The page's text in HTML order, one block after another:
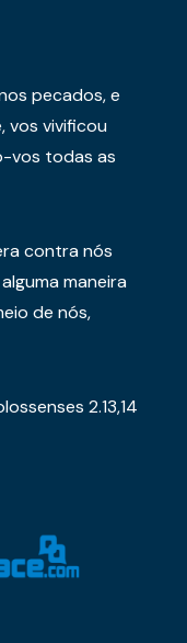
pecados, e
vos vivificou
vos todas as
contra nós
maneira
de nós,
2.13,14